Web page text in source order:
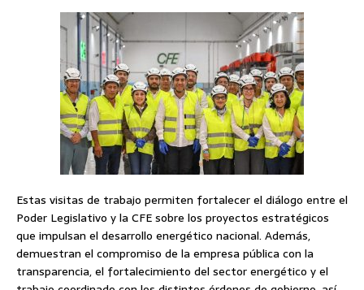
Estas visitas de trabajo permiten fortalecer el diálogo entre el
Poder Legislativo y la CFE sobre los proyectos estratégicos
que impulsan el desarrollo energético nacional. Además,
demuestran el compromiso de la empresa pública con la
transparencia, el fortalecimiento del sector energético y el